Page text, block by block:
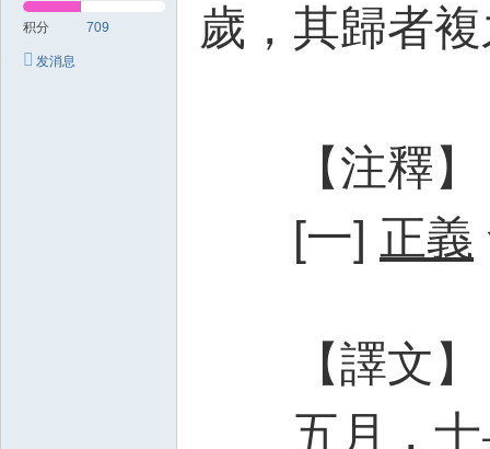
积分 709
发消息
歲，其歸者
【注釋】
[一] 正義
【譯文】
五月，士